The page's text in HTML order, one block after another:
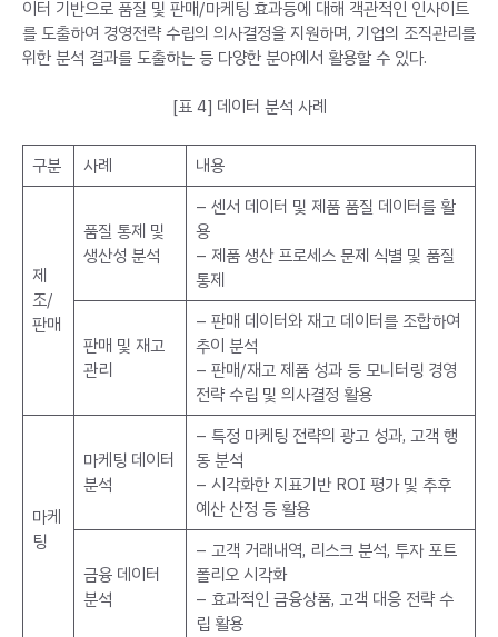
이터 기반으로 품질 및 판매/마케팅 효과등에 대해 객관적인 인사이트
를 도출하여 경영전략 수립의 의사결정을 지원하며, 기업의 조직관리를
위한 분석 결과를 도출하는 등 다양한 분야에서 활용할 수 있다.
[표 4] 데이터 분석 사례
구분 사례 내용
제
조/
판매
품질 통제 및
생산성 분석
– 센서 데이터 및 제품 품질 데이터를 활
용
– 제품 생산 프로세스 문제 식별 및 품질
통제
판매 및 재고
관리
– 판매 데이터와 재고 데이터를 조합하여
추이 분석
– 판매/재고 제품 성과 등 모니터링 경영
전략 수립 및 의사결정 활용
마케
팅
마케팅 데이터
분석
– 특정 마케팅 전략의 광고 성과, 고객 행
동 분석
– 시각화한 지표기반 ROI 평가 및 추후
예산 산정 등 활용
금융 데이터
분석
– 고객 거래내역, 리스크 분석, 투자 포트
폴리오 시각화
– 효과적인 금융상품, 고객 대응 전략 수
립 활용